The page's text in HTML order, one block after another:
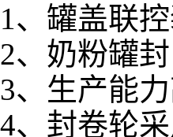
1、罐盖联
2、奶粉罐
3、生产能
4、封卷轮